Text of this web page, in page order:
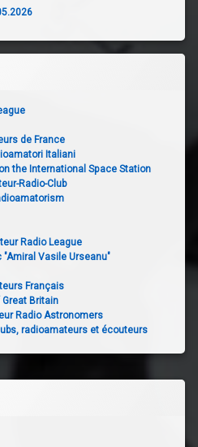
de France
Italiani
the International Space Station
Radio-Club
Radio League
Vasile Urseanu"
Français
Great Britain
Radio Astronomers
radioamateurs et écouteurs